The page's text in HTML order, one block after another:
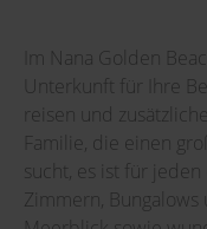
Im Nana Golden
Unterkunft für Ihre
reisen und
Familie, die einen
sucht, es ist für jeden
Zimmern, Bungalows